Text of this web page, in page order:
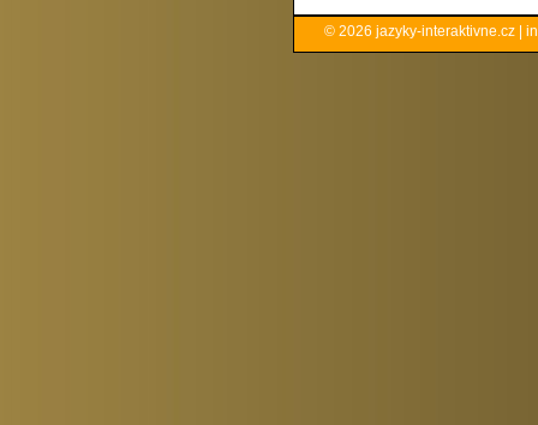
© 2026 jazyky-interaktivne.cz